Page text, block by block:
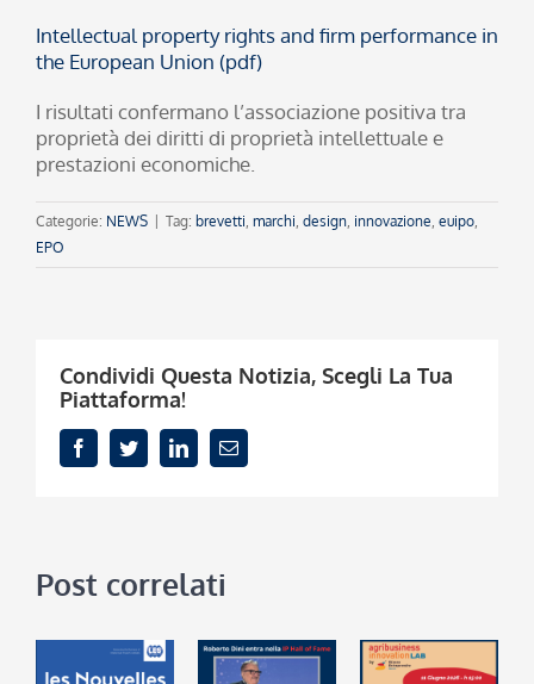
Intellectual property rights and firm performance in
the European Union (pdf)
I risultati confermano l’associazione positiva tra
proprietà dei diritti di proprietà intellettuale e
prestazioni economiche.
Categorie: NEWS Tag: brevetti, marchi, design, innovazione, euipo,
EPO
Condividi Questa Notizia, Scegli La Tua
Piattaforma!
FacebookTwitterLinkedInEmail
Post correlati